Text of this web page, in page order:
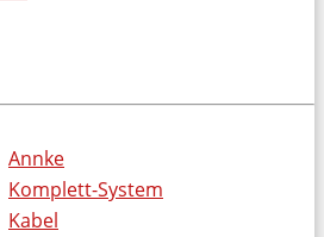
Annke
Komplett-System
Kabel